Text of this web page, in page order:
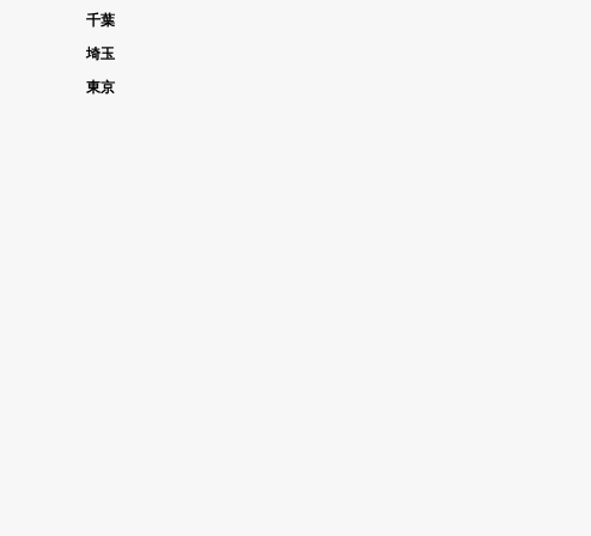
千葉
埼玉
東京